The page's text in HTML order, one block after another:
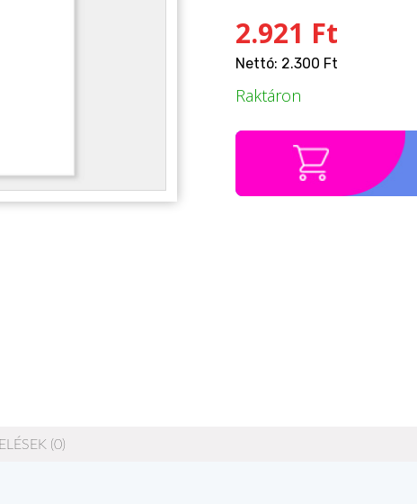
2.921 Ft
Nettó: 2.300 Ft
Raktáron
(0)